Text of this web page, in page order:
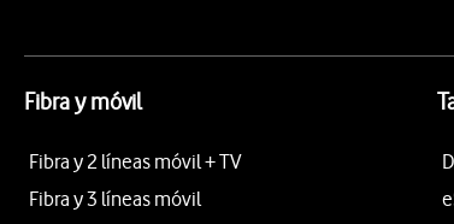
Fibra y móvil
Fibra y 2 líneas móvil + TV
Fibra y 3 líneas móvil